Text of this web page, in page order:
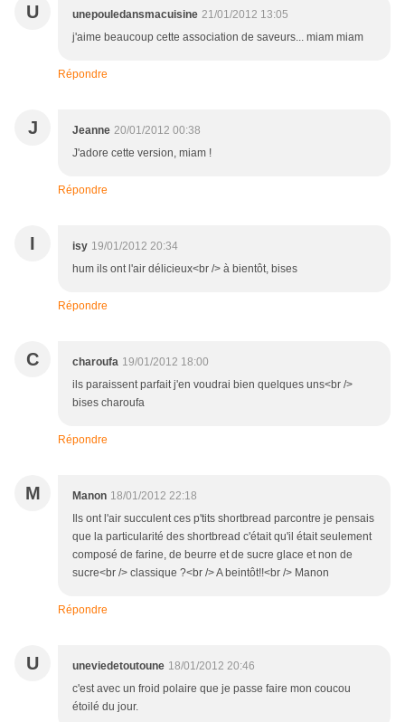
U unepouledansmacuisine 21/01/2012 13:05
j'aime beaucoup cette association de saveurs... miam miam
Répondre
J Jeanne 20/01/2012 00:38
J'adore cette version, miam !
Répondre
I isy 19/01/2012 20:34
hum ils ont l'air délicieux<br /> à bientôt, bises
Répondre
C charoufa 19/01/2012 18:00
ils paraissent parfait j'en voudrai bien quelques uns<br />
bises charoufa
Répondre
M Manon 18/01/2012 22:18
Ils ont l'air succulent ces p'tits shortbread parcontre je pensais
que la particularité des shortbread c'était qu'il était seulement
composé de farine, de beurre et de sucre glace et non de
sucre<br /> classique ?<br /> A beintôt!!<br /> Manon
Répondre
U uneviedetoutoune 18/01/2012 20:46
c'est avec un froid polaire que je passe faire mon coucou
étoilé du jour.